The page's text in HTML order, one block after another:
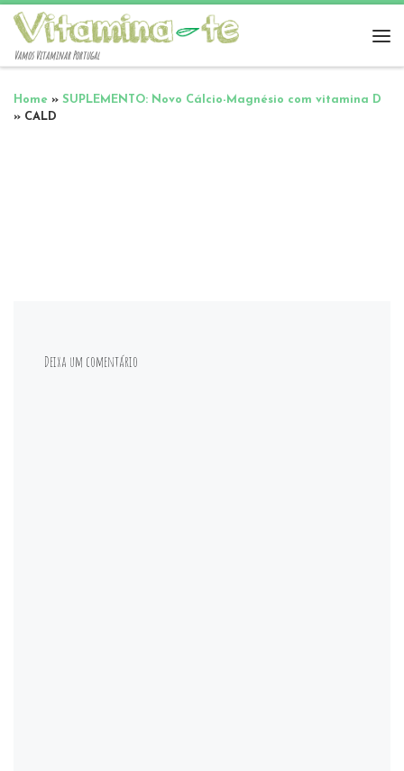
Vamos Vitaminar Portugal
Home » SUPLEMENTO: Novo Cálcio-Magnésio com vitamina D
» CALD
Deixa um comentário